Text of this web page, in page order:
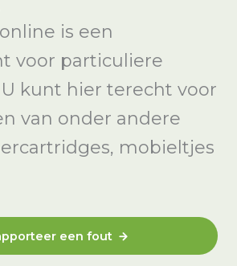
is een
voor particuliere
kunt hier terecht voor
van onder andere
mobieltjes
een fout